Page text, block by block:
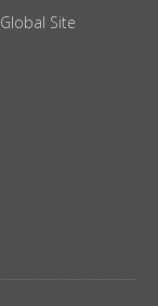
Global Site